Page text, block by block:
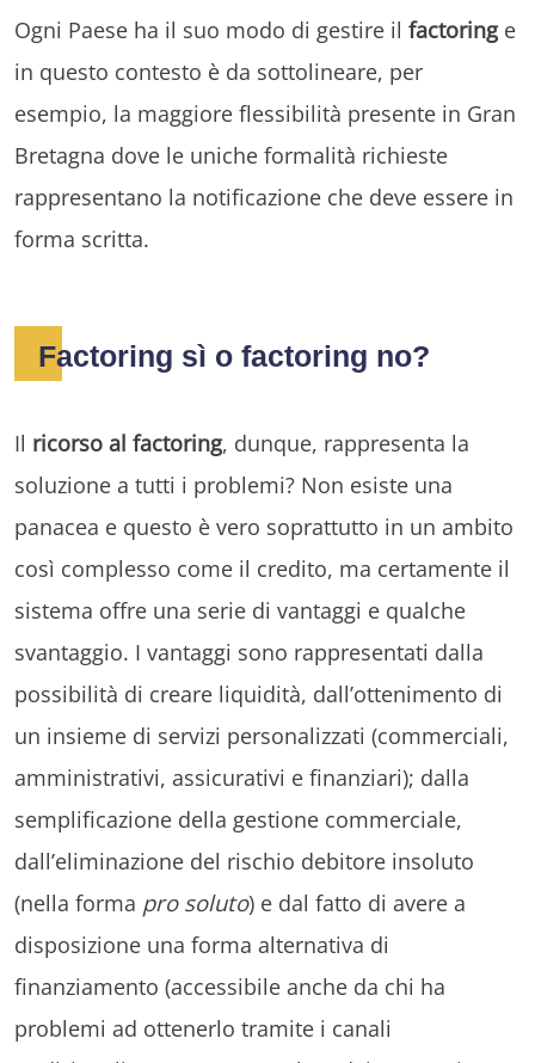
Ogni Paese ha il suo modo di gestire il factoringe
in questo contesto è da sottolineare, per
esempio, la maggiore flessibilità presente in Gran
Bretagna dove le uniche formalità richieste
rappresentano la notificazione che deve essere in
forma scritta.
Factoring sì o factoring no?
Il ricorso al factoring, dunque, rappresenta la
soluzione a tutti i problemi? Non esiste una
panacea e questo è vero soprattutto in un ambito
così complesso come il credito, ma certamente il
sistema offre una serie di vantaggi e qualche
svantaggio. I vantaggi sono rappresentati dalla
possibilità di creare liquidità, dall’ottenimento di
un insieme di servizi personalizzati (commerciali,
amministrativi, assicurativi e finanziari); dalla
semplificazione della gestione commerciale,
dall’eliminazione del rischio debitore insoluto
(nella forma pro soluto) e dal fatto di avere a
disposizione una forma alternativa di
finanziamento (accessibile anche da chi ha
problemi ad ottenerlo tramite i canali